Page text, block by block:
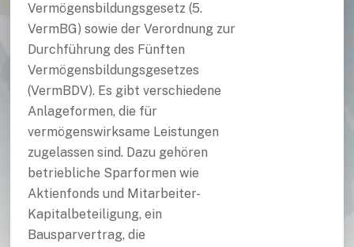
Vermögensbildungsgesetz (5.
VermBG) sowie der Verordnung zur
Durchführung des Fünften
Vermögensbildungsgesetzes
(VermBDV). Es gibt verschiedene
Anlageformen, die für
vermögenswirksame Leistungen
zugelassen sind. Dazu gehören
betriebliche Sparformen wie
Aktienfonds und Mitarbeiter-
Kapitalbeteiligung, ein
Bausparvertrag, die